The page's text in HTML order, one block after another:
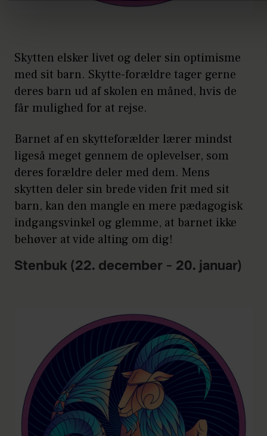
Skytten elsker livet og deler sin optimisme
med sit barn. Skytte-forældre tager gerne
deres barn ud af skolen en måned, hvis de
får mulighed for at rejse.
Barnet af en skytteforælder lærer mindst
ligeså meget gennem de oplevelser, som
deres forældre deler med dem. Mens
skytten deler sin brede viden frit med sit
barn, kan den mangle en mere pædagogisk
indgangsvinkel og glemme, at barnet ikke
behøver at vide alting om dig!
Stenbuk (22. december – 20. januar)